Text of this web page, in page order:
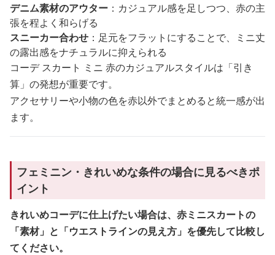
デニム素材のアウター ：カジュアル感を足しつつ、赤の主
張を程よく和らげる
スニーカー合わせ ：足元をフラットにすることで、ミニ丈
の露出感をナチュラルに抑えられる
コーデ スカート ミニ 赤のカジュアルスタイルは「引き
算」の発想が重要です。
アクセサリーや小物の色を赤以外でまとめると統一感が出
ます。
フェミニン・きれいめな条件の場合に見るべきポ
イント
きれいめコーデに仕上げたい場合は、赤ミニスカートの
「素材」と「ウエストラインの見え方」を優先して比較し
てください。